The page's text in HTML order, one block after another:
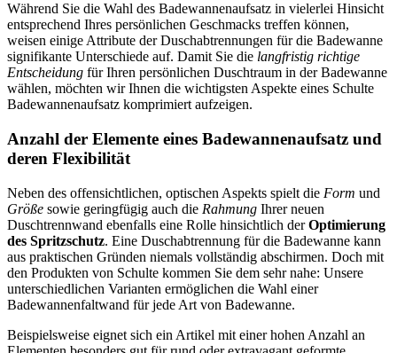
Während Sie die Wahl des Badewannenaufsatz in vielerlei Hinsicht
entsprechend Ihres persönlichen Geschmacks treffen können,
weisen einige Attribute der Duschabtrennungen für die Badewanne
signifikante Unterschiede auf. Damit Sie die langfristig richtige
Entscheidung für Ihren persönlichen Duschtraum in der Badewanne
wählen, möchten wir Ihnen die wichtigsten Aspekte eines Schulte
Badewannenaufsatz komprimiert aufzeigen.
Anzahl der Elemente eines Badewannenaufsatz und
deren Flexibilität
Neben des offensichtlichen, optischen Aspekts spielt die Form und
Größe sowie geringfügig auch die Rahmung Ihrer neuen
Duschtrennwand ebenfalls eine Rolle hinsichtlich derOptimierung
des Spritzschutz. Eine Duschabtrennung für die Badewanne kann
aus praktischen Gründen niemals vollständig abschirmen. Doch mit
den Produkten von Schulte kommen Sie dem sehr nahe: Unsere
unterschiedlichen Varianten ermöglichen die Wahl einer
Badewannenfaltwand für jede Art von Badewanne.
Beispielsweise eignet sich ein Artikel mit einer hohen Anzahl an